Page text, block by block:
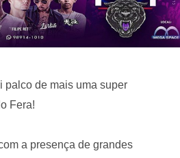
palco de mais uma super
Fera!
a presença de grandes